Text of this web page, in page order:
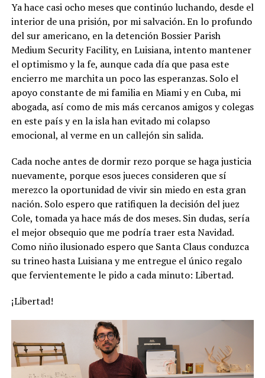
Ya hace casi ocho meses que continúo luchando, desde el
interior de una prisión, por mi salvación. En lo profundo
del sur americano, en la detención Bossier Parish
Medium Security Facility, en Luisiana, intento mantener
el optimismo y la fe, aunque cada día que pasa este
encierro me marchita un poco las esperanzas. Solo el
apoyo constante de mi familia en Miami y en Cuba, mi
abogada, así como de mis más cercanos amigos y colegas
en este país y en la isla han evitado mi colapso
emocional, al verme en un callejón sin salida.
Cada noche antes de dormir rezo porque se haga justicia
nuevamente, porque esos jueces consideren que sí
merezco la oportunidad de vivir sin miedo en esta gran
nación. Solo espero que ratifiquen la decisión del juez
Cole, tomada ya hace más de dos meses. Sin dudas, sería
el mejor obsequio que me podría traer esta Navidad.
Como niño ilusionado espero que Santa Claus conduzca
su trineo hasta Luisiana y me entregue el único regalo
que fervientemente le pido a cada minuto: Libertad.
¡Libertad!